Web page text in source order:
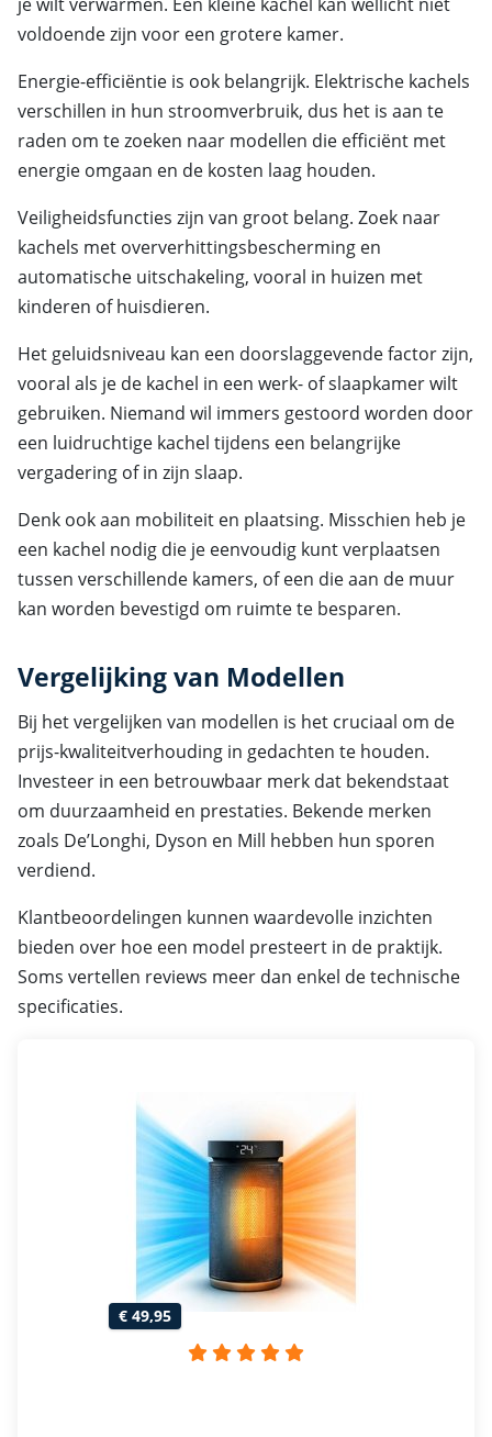
voldoende zijn voor een grotere kamer.
Energie-efficiëntie is ook belangrijk. Elektrische kachels
verschillen in hun stroomverbruik, dus het is aan te
raden om te zoeken naar modellen die efficiënt met
energie omgaan en de kosten laag houden.
Veiligheidsfuncties zijn van groot belang. Zoek naar
kachels met oververhittingsbescherming en
automatische uitschakeling, vooral in huizen met
kinderen of huisdieren.
Het geluidsniveau kan een doorslaggevende factor zijn,
vooral als je de kachel in een werk- of slaapkamer wilt
gebruiken. Niemand wil immers gestoord worden door
een luidruchtige kachel tijdens een belangrijke
vergadering of in zijn slaap.
Denk ook aan mobiliteit en plaatsing. Misschien heb je
een kachel nodig die je eenvoudig kunt verplaatsen
tussen verschillende kamers, of een die aan de muur
kan worden bevestigd om ruimte te besparen.
Vergelijking van Modellen
Bij het vergelijken van modellen is het cruciaal om de
prijs-kwaliteitverhouding in gedachten te houden.
Investeer in een betrouwbaar merk dat bekendstaat
om duurzaamheid en prestaties. Bekende merken
zoals De’Longhi, Dyson en Mill hebben hun sporen
verdiend.
Klantbeoordelingen kunnen waardevolle inzichten
bieden over hoe een model presteert in de praktijk.
Soms vertellen reviews meer dan enkel de technische
specificaties.
€ 49,95